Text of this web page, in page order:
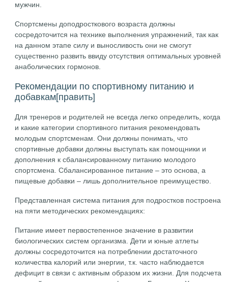
мужчин.
Спортсмены доподросткового возраста должны
сосредоточится на технике выполнения упражнений, так как
на данном этапе силу и выносливость они не смогут
существенно развить ввиду отсутствия оптимальных уровней
анаболических гормонов.
Рекомендации по спортивному питанию и
добавкам[править]
Для тренеров и родителей не всегда легко определить, когда
и какие категории спортивного питания рекомендовать
молодым спортсменам. Они должны понимать, что
спортивные добавки должны выступать как помощники и
дополнения к сбалансированному питанию молодого
спортсмена. Сбалансированное питание – это основа, а
пищевые добавки – лишь дополнительное преимущество.
Представленная система питания для подростков построена
на пяти методических рекомендациях:
Питание имеет первостепенное значение в развитии
биологических систем организма. Дети и юные атлеты
должны сосредоточится на потреблении достаточного
количества калорий или энергии, т.к. часто наблюдается
дефицит в связи с активным образом их жизни. Для подсчета